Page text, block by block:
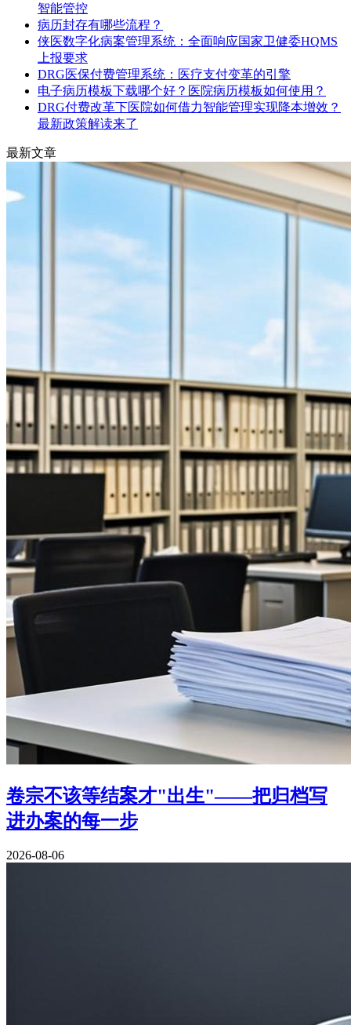
智能管控
病历封存有哪些流程？
侠医数字化病案管理系统：全面响应国家卫健委HQMS
上报要求
DRG医保付费管理系统：医疗支付变革的引擎
电子病历模板下载哪个好？医院病历模板如何使用？
DRG付费改革下医院如何借力智能管理实现降本增效？
最新政策解读来了
最新文章
卷宗不该等结案才"出生"——把归档写
进办案的每一步
2026-08-06